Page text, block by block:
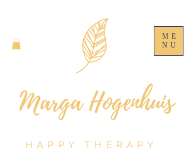
ME
NU
HAPPY THERAPY